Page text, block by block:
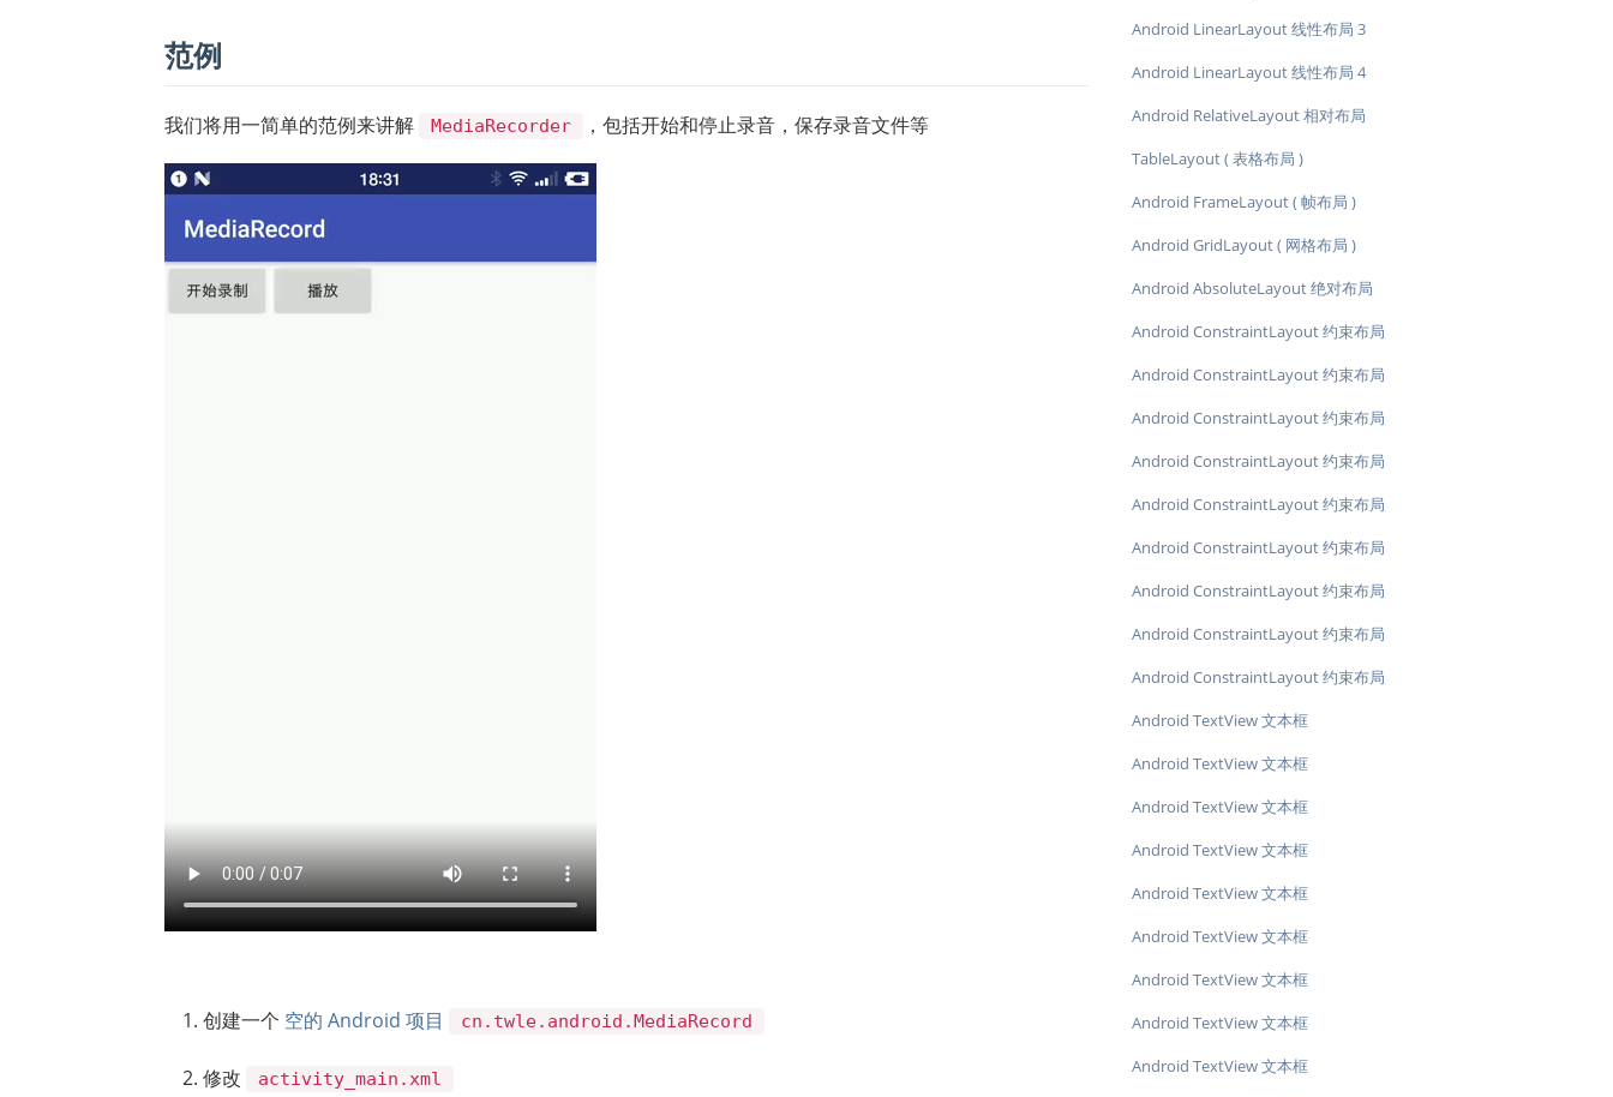
范例
我们将用一简单的范例来讲解 MediaRecorder ，包括开始和停止录音，保存录音文件等
创建一个 空的 Android 项目 cn.twle.android.MediaRecord
修改 activity_main.xml
Android LinearLayout 线性布局 3
Android LinearLayout 线性布局 4
Android RelativeLayout 相对布局
TableLayout ( 表格布局 )
Android FrameLayout ( 帧布局 )
Android GridLayout ( 网格布局 )
Android AbsoluteLayout 绝对布局
Android ConstraintLayout 约束布局
Android ConstraintLayout 约束布局
Android ConstraintLayout 约束布局
Android ConstraintLayout 约束布局
Android ConstraintLayout 约束布局
Android ConstraintLayout 约束布局
Android ConstraintLayout 约束布局
Android ConstraintLayout 约束布局
Android ConstraintLayout 约束布局
Android TextView 文本框
Android TextView 文本框
Android TextView 文本框
Android TextView 文本框
Android TextView 文本框
Android TextView 文本框
Android TextView 文本框
Android TextView 文本框
Android TextView 文本框